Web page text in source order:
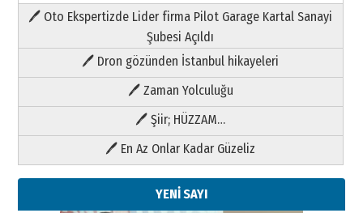
🖊 Oto Ekspertizde Lider firma Pilot Garage Kartal Sanayi
Şubesi Açıldı
🖊 Dron gözünden İstanbul hikayeleri
🖊 Zaman Yolculuğu
🖊 Şiir; HÜZZAM…
🖊 En Az Onlar Kadar Güzeliz
YENİ SAYI